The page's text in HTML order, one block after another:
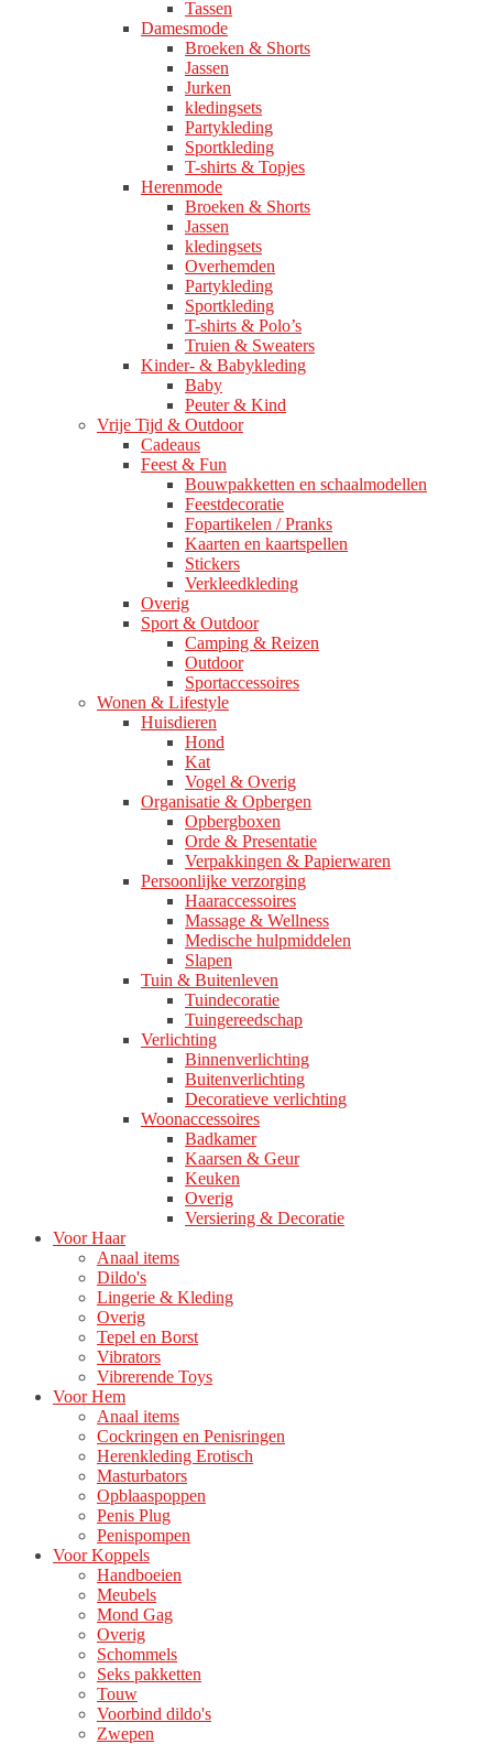
Tassen
Damesmode
Broeken & Shorts
Jassen
Jurken
kledingsets
Partykleding
Sportkleding
T-shirts & Topjes
Herenmode
Broeken & Shorts
Jassen
kledingsets
Overhemden
Partykleding
Sportkleding
T-shirts & Polo’s
Truien & Sweaters
Kinder- & Babykleding
Baby
Peuter & Kind
Vrije Tijd & Outdoor
Cadeaus
Feest & Fun
Bouwpakketten en schaalmodellen
Feestdecoratie
Fopartikelen / Pranks
Kaarten en kaartspellen
Stickers
Verkleedkleding
Overig
Sport & Outdoor
Camping & Reizen
Outdoor
Sportaccessoires
Wonen & Lifestyle
Huisdieren
Hond
Kat
Vogel & Overig
Organisatie & Opbergen
Opbergboxen
Orde & Presentatie
Verpakkingen & Papierwaren
Persoonlijke verzorging
Haaraccessoires
Massage & Wellness
Medische hulpmiddelen
Slapen
Tuin & Buitenleven
Tuindecoratie
Tuingereedschap
Verlichting
Binnenverlichting
Buitenverlichting
Decoratieve verlichting
Woonaccessoires
Badkamer
Kaarsen & Geur
Keuken
Overig
Versiering & Decoratie
Voor Haar
Anaal items
Dildo's
Lingerie & Kleding
Overig
Tepel en Borst
Vibrators
Vibrerende Toys
Voor Hem
Anaal items
Cockringen en Penisringen
Herenkleding Erotisch
Masturbators
Opblaaspoppen
Penis Plug
Penispompen
Voor Koppels
Handboeien
Meubels
Mond Gag
Overig
Schommels
Seks pakketten
Touw
Voorbind dildo's
Zwepen